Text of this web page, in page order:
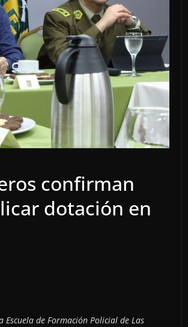
confirman
dotación en
de Formación Policial de Las